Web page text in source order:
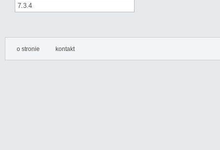
o stronie kontakt